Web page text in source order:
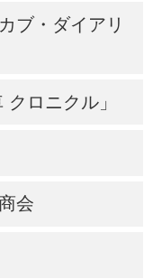
ブ・ダイアリ
ロニクル」
会